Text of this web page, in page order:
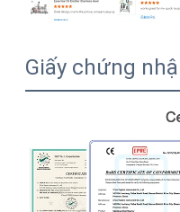
Giấy chứng